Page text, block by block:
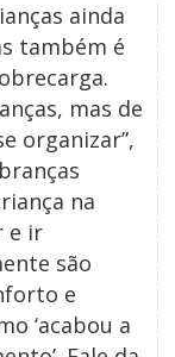
ainda
também é
mas de
organizar”,
na
e ir
são
e
‘acabou a